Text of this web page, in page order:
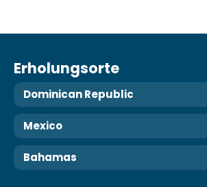
Erholungsorte
Dominican Republic
Mexico
Bahamas